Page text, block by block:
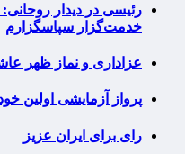
رئیسی در دیدار روحانی:
خدمت‌گزار سپاسگزارم
عزاداری و نماز ظهر
پرواز آزمایشی اولین
رای برای ایران عزیز